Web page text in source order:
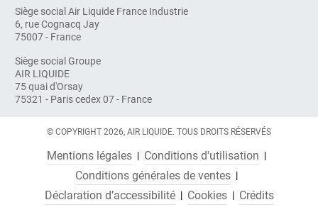
Siège social Air Liquide France Industrie
6, rue Cognacq Jay
75007 - France
Siège social Groupe
AIR LIQUIDE
75 quai d'Orsay
75321 - Paris cedex 07 - France
© COPYRIGHT 2026, AIR LIQUIDE. TOUS DROITS RÉSERVÉS
Mentions légales
Conditions d'utilisation
Conditions générales de ventes
Déclaration d’accessibilité
Cookies Crédits